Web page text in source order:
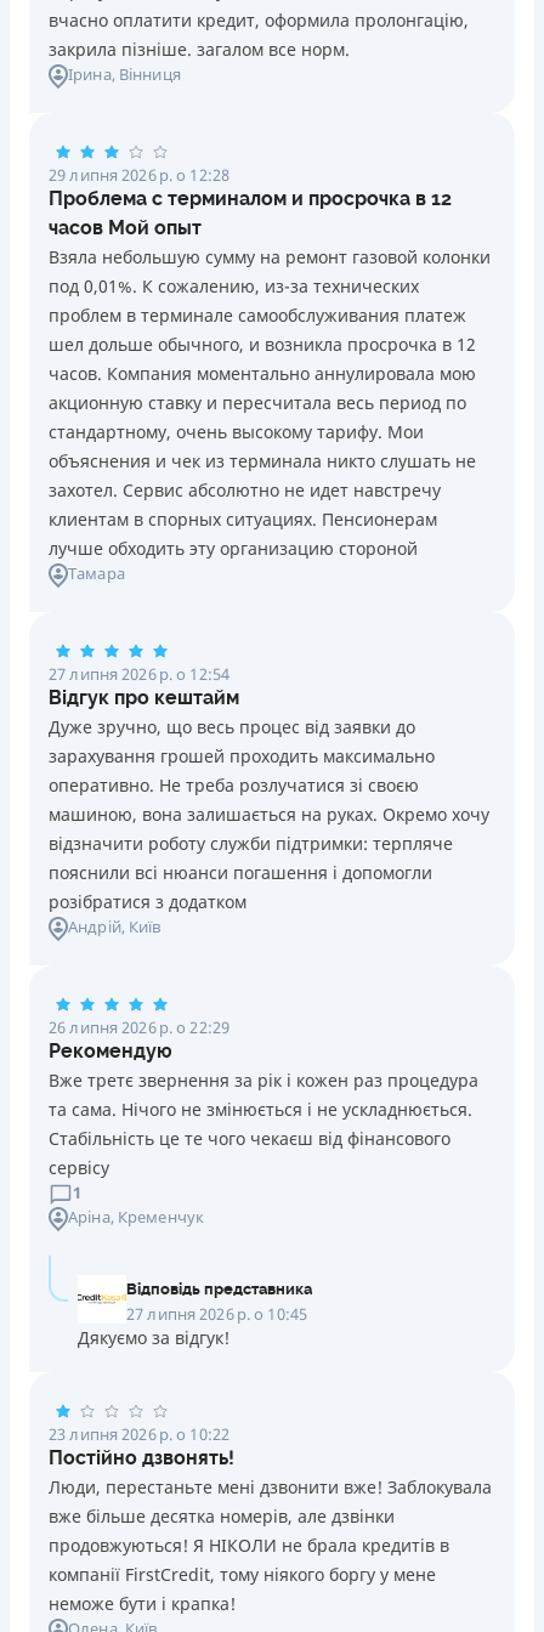
Telegram, Facebook
Погашення
В касах і терміналах відділень
Через термінали самообслуговування
Через термінали Приватбанку
Ліцензія НБУ
Ліцензія переоформлена 27.03.2024 р.
Вся інформація про кредит
ОТРИМАТИ ПОЗИКУ Детальніше
ОТРИМАТИ ПОЗИКУ
Паспорт, ІПН
Вік
18 - 65 років
від 0%
Переваги
Віртуальна картка та кредитний ліміт (з кредитним
лімітом значно більшим за конкурентів)
Безкоштовне зняття кредитних коштів в будь-яком
безконтактному банкоматі України (сума операцій та
кількість необмежена)
Безкоштовний переказ кредитних коштів з Pluscard
на будь-яку картку іншого банку (операція
здійснюється миттєво через застосунок)
Максимальний кредитний ліміт відразу при
оформленні картки (до 50 000 грн. при відповідному
доході)
Зручний додаток для оформлення та управління
платіжною карткою та кредитним лімітом (відсутність
Строк користування кредитним лімітом необмежений
при вчасному обслуговуванні (строк кредитної лінії 5
років з можливістю пролонгації)
Можна використовувати ліміт на будь які споживчі
потреби
Недоліки
Нема програми лояльності для постійних клієнтів
Нема кредиту для юросіб (ФОП)
Немає цілодобової підтримки
Telegram, Facebook
Онлайн (через сайт або інтернет-банкінг)
Через термінали самообслуговування
переоформлена НБУ 14.03.2024
Вся інформація про кредит
ОТРИМАТИ ПОЗИКУ
вчасно оплатити кредит, оформила пролонгацію,
закрила пізніше. загалом все норм.
Ірина, Вінниця
29 липня 2026 р. о 12:28
Проблема с терминалом и просрочка в 12
часов Мой опыт
Взяла небольшую сумму на ремонт газовой колонки
под 0,01%. К сожалению, из-за технических
проблем в терминале самообслуживания платеж
шел дольше обычного, и возникла просрочка в 12
часов. Компания моментально аннулировала мою
акционную ставку и пересчитала весь период по
стандартному, очень высокому тарифу. Мои
объяснения и чек из терминала никто слушать не
захотел. Сервис абсолютно не идет навстречу
клиентам в спорных ситуациях. Пенсионерам
лучше обходить эту организацию стороной
Тамара
27 липня 2026 р. о 12:54
Відгук про кештайм
Дуже зручно, що весь процес від заявки до
зарахування грошей проходить максимально
оперативно. Не треба розлучатися зі своєю
машиною, вона залишається на руках. Окремо хочу
відзначити роботу служби підтримки: терпляче
пояснили всі нюанси погашення і допомогли
розібратися з додатком
Андрій, Київ
26 липня 2026 р. о 22:29
Рекомендую
Вже третє звернення за рік і кожен раз процедура
та сама. Нічого не змінюється і не ускладнюється.
Стабільність це те чого чекаєш від фінансового
сервісу
1
Аріна, Кременчук
Відповідь представника
27 липня 2026 р. о 10:45
Дякуємо за відгук!
23 липня 2026 р. о 10:22
Постійно дзвонять!
Люди, перестаньте мені дзвонити вже! Заблокувала
вже більше десятка номерів, але дзвінки
продовжуються! Я НІКОЛИ не брала кредитів в
компанії FirstCredit, тому ніякого боргу у мене
неможе бути і крапка!